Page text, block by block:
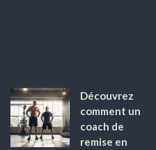
Découvrez
comment un
coach de
remise en